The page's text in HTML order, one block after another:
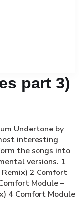
part 3)
Undertone by
interesting
the songs into
versions. 1
2 Comfort
Module –
4 Comfort Module